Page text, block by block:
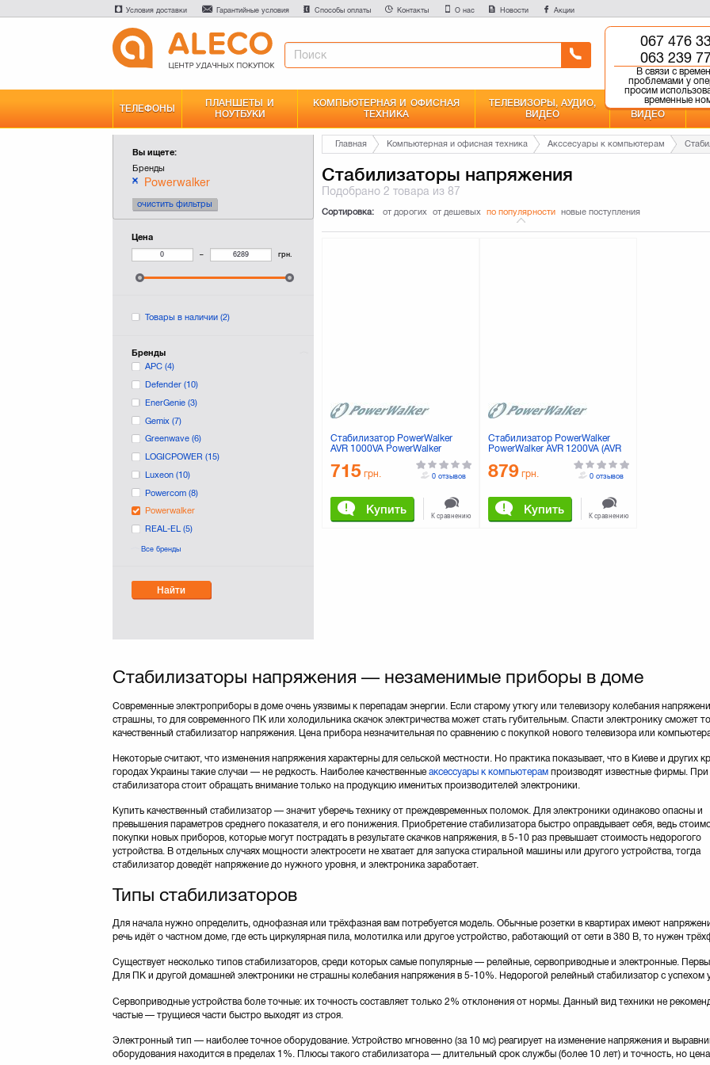
Условия доставки Гарантийные условия Способы оплаты Контакты О нас Новости Акции
0 800 750
Бесплатно со всех
067 476
063 239
В связи с
проблемами у
просим
временные
ТЕЛЕФОНЫ
ПЛАНШЕТЫ И
НОУТБУКИ
КОМПЬЮТЕРНАЯ И ОФИСНАЯ
ТЕХНИКА
ТЕЛЕВИЗОРЫ, АУДИО,
ВИДЕО
ФОТО И
ВИДЕО
Вы ищете:
Бренды
Powerwalker
очистить фильтры
Цена
– грн.
Товары в наличии(2)
Бренды
APC(4)
Defender(10)
EnerGenie(3)
Gemix(7)
Greenwave(6)
LOGICPOWER(15)
Luxeon(10)
Powercom(8)
Powerwalker
REAL-EL(5)
Sven(17)
Все бренды
Найти
Главная Компьютерная и офисная техника Акссесуары к компьютерам
Стабилизаторы напряжения
Подобрано2 товара из 87
Сортировка: от дорогих от дешевых по популярности новые поступления
Стабилизатор PowerWalker
AVR 1000VA PowerWalker
715 грн.
Купить
0 отзывов
К сравнению
Стабилизатор PowerWalker
PowerWalker AVR 1200VA (AVR
879 грн.
Купить
0 отзывов
К сравнению
Стабилизаторы напряжения — незаменимые приборы в доме
Современные электроприборы в доме очень уязвимы к перепадам энергии. Если старому утюгу или телевизору колебания
страшны, то для современного ПК или холодильника скачок электричества может стать губительным. Спасти электронику сможет
качественный стабилизатор напряжения. Цена прибора незначительная по сравнению с покупкой нового телевизора или
Некоторые считают, что изменения напряжения характерны для сельской местности. Но практика показывает, что в Киеве и других
городах Украины такие случаи — не редкость. Наиболее качественные аксессуары к компьютерам производят известные фирмы.
стабилизатора стоит обращать внимание только на продукцию именитых производителей электроники.
Купить качественный стабилизатор — значит уберечь технику от преждевременных поломок. Для электроники одинаково опасны и
превышения параметров среднего показателя, и его понижения. Приобретение стабилизатора быстро оправдывает себя, ведь
покупки новых приборов, которые могут пострадать в результате скачков напряжения, в 5-10 раз превышает стоимость недорогого
устройства. В отдельных случаях мощности электросети не хватает для запуска стиральной машины или другого устройства, тогда
стабилизатор доведёт напряжение до нужного уровня, и электроника заработает.
Типы стабилизаторов
Для начала нужно определить, однофазная или трёхфазная вам потребуется модель. Обычные розетки в квартирах имеют
речь идёт о частном доме, где есть циркулярная пила, молотилка или другое устройство, работающий от сети в 380 В, то нужен
Существует несколько типов стабилизаторов, среди которых самые популярные — релейные, сервоприводные и электронные.
Для ПК и другой домашней электроники не страшны колебания напряжения в 5-10%. Недорогой релейный стабилизатор с успехом
Сервоприводные устройства боле точные: их точность составляет только 2% отклонения от нормы. Данный вид техники не
частые — трущиеся части быстро выходят из строя.
Электронный тип — наиболее точное оборудование. Устройство мгновенно (за 10 мс) реагирует на изменение напряжения и
оборудования находится в пределах 1%. Плюсы такого стабилизатора — длительный срок службы (более 10 лет) и точность, но